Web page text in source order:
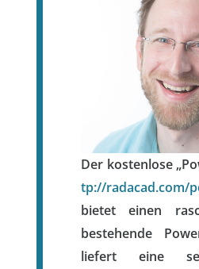
Der kostenlose
tp://radacad.com/
bietet einen
bestehende
liefert eine